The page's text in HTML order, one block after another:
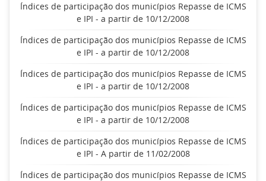
Índices de participação dos municípios Repasse de ICMS
e IPI - a partir de 10/12/2008
Índices de participação dos municípios Repasse de ICMS
e IPI - a partir de 10/12/2008
Índices de participação dos municípios Repasse de ICMS
e IPI - a partir de 10/12/2008
Índices de participação dos municípios Repasse de ICMS
e IPI - a partir de 10/12/2008
Índices de participação dos municípios Repasse de ICMS
e IPI - A partir de 11/02/2008
Índices de participação dos municípios Repasse de ICMS